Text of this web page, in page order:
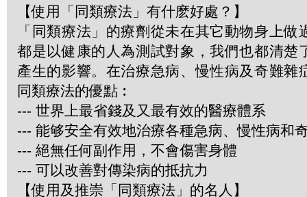
【使用「同類療法」有什麽好處？】
「同類療法」的療劑從未在其它動物身上做
都是以健康的人為測試對象，我們也都清楚
產生的影響。在治療急病、慢性病及奇難雜
同類療法的優點︰
--- 世界上最省錢及又最有效的醫療體系
--- 能够安全有效地治療各種急病、慢性病和
--- 絕無任何副作用，不會傷害身體
--- 可以改善對傳染病的抵抗力
【使用及推崇「同類療法」的名人】